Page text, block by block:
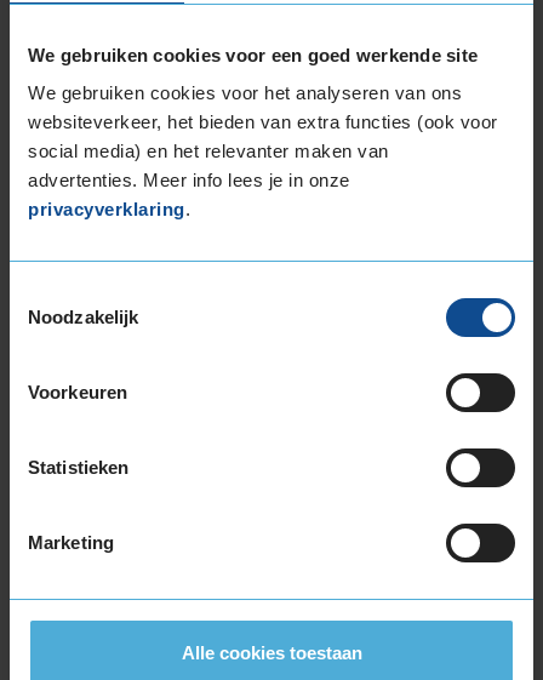
We gebruiken cookies voor een goed werkende site
We gebruiken cookies voor het analyseren van ons
websiteverkeer, het bieden van extra functies (ook voor
social media) en het relevanter maken van
advertenties. Meer info lees je in onze
privacyverklaring.
Noodzakelijk
Voorkeuren
Statistieken
Marketing
Alle cookies toestaan
3
Beschikbare bandenmaten
205/50R16 87W
225/50R16 96Y EXTRALOAD
205/40R17 84Y EXTRALOAD
215/55R17 98Y EXTRALOAD
225/50R17 98Y EXTRALOAD